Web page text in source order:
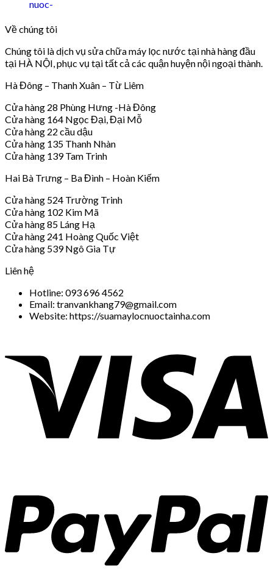
Về chúng tôi
Chúng tôi là dịch vụ sửa chữa máy lọc nước tại nhà hàng đầu
tại HÀ NỘI, phục vụ tại tất cả các quận huyện nội ngoại thành.
Hà Đông – Thanh Xuân – Từ Liêm
Cửa hàng 28 Phùng Hưng -Hà Đông
Cửa hàng 164 Ngọc Đại, Đại Mỗ
Cửa hàng 22 cầu dậu
Cửa hàng 135 Thanh Nhàn
Cửa hàng 139 Tam Trinh
Hai Bà Trưng – Ba Đình – Hoàn Kiếm
Cửa hàng 524 Trường Trinh
Cửa hàng 102 Kim Mã
Cửa hàng 85 Láng Hạ
Cửa hàng 241 Hoàng Quốc Việt
Cửa hàng 539 Ngô Gia Tự
Liên hệ
Hotline: 093 696 4562
Email: tranvankhang79@gmail.com
Website: https://suamaylocnuoctainha.com